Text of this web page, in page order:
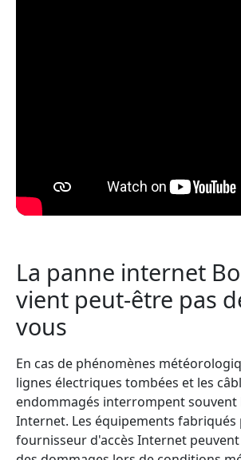
La panne internet
vient peut-être pas
vous
En cas de phénomènes
lignes électriques tombées et les
endommagés interrompent souvent
Internet. Les équipements fabriqués
fournisseur d'accès Internet